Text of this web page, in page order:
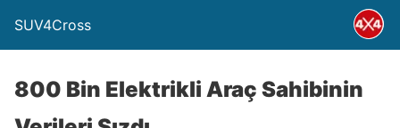
SUV4Cross
800 Bin Elektrikli Araç Sahibinin